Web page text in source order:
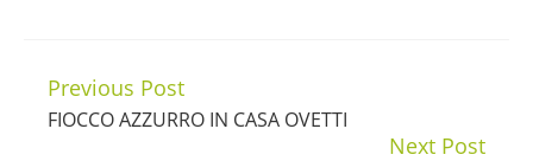
Continue
Reading
Previous Post
FIOCCO AZZURRO IN CASA OVETTI
Next Post